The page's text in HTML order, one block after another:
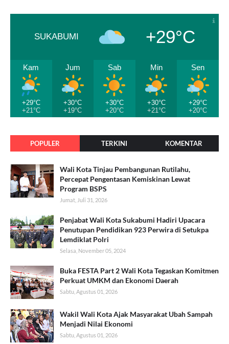
SUKABUMI +29°C
Kam
+29°C
+21°C
Jum
+30°C
+19°C
Sab
+30°C
+20°C
Min
+30°C
+21°C
Sen
+29°C
+20°C
POPULER TERKINI KOMENTAR
Wali Kota Tinjau Pembangunan Rutilahu,
Percepat Pengentasan Kemiskinan Lewat
Program BSPS
Jumat, Juli 31, 2026
Penjabat Wali Kota Sukabumi Hadiri Upacara
Penutupan Pendidikan 923 Perwira di Setukpa
Lemdiklat Polri
Selasa, November 05, 2024
Buka FESTA Part 2 Wali Kota Tegaskan Komitmen
Perkuat UMKM dan Ekonomi Daerah
Sabtu, Agustus 01, 2026
Wakil Wali Kota Ajak Masyarakat Ubah Sampah
Menjadi Nilai Ekonomi
Sabtu, Agustus 01, 2026